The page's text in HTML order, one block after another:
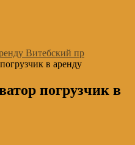
Витебский пр
в аренду
погрузчик в